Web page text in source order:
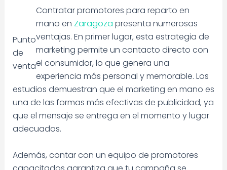
Punto
de
venta
Contratar promotores para reparto en
mano en Zaragoza presenta numerosas
ventajas. En primer lugar, esta estrategia de
marketing permite un contacto directo con
el consumidor, lo que genera una
experiencia más personal y memorable. Los
estudios demuestran que el marketing en mano es
una de las formas más efectivas de publicidad, ya
que el mensaje se entrega en el momento y lugar
adecuados.
Además, contar con un equipo de promotores